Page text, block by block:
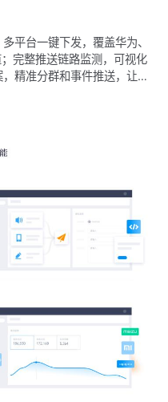
平台一键下发，覆盖华为、
完整推送链路监测，可视化
精准分群和事件推送，让每